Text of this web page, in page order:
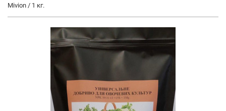
Mivion / 1 кг.